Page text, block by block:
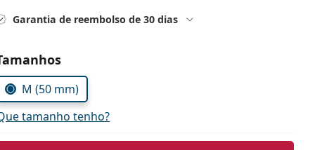
Garantia de reembolso de 30 dias
parâmetros
M (50 mm)
tamanho tenho?